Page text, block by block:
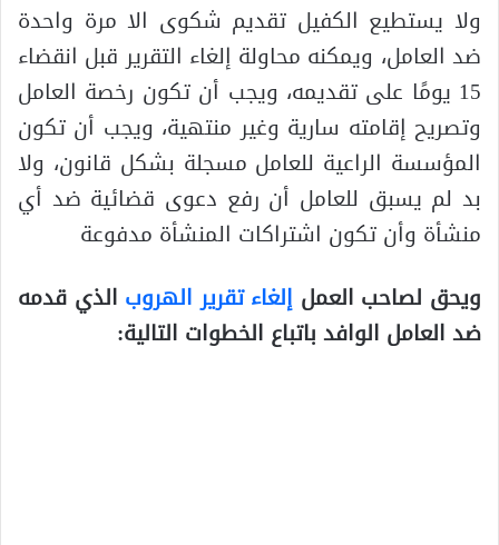
ولا يستطيع الكفيل تقديم شكوى الا مرة واحدة
ضد العامل، ويمكنه محاولة إلغاء التقرير قبل انقضاء
15 يومًا على تقديمه، ويجب أن تكون رخصة العامل
وتصريح إقامته سارية وغير منتهية، ويجب أن تكون
المؤسسة الراعية للعامل مسجلة بشكل قانون، ولا
بد لم يسبق للعامل أن رفع دعوى قضائية ضد أي
منشأة وأن تكون اشتراكات المنشأة مدفوعة
ويحق لصاحب العمل إلغاء تقرير الهروب الذي قدمه
ضد العامل الوافد باتباع الخطوات التالية: